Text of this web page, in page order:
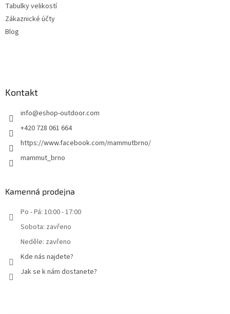
Tabulky velikostí
Zákaznické účty
Blog
Kontakt
info@eshop-outdoor.com
+420 728 061 664
https://www.facebook.com/mammutbrno/
mammut_brno
Kamenná prodejna
Po - Pá: 10:00 - 17:00
Sobota: zavřeno
Neděle: zavřeno
Kde nás najdete?
Jak se k nám dostanete?